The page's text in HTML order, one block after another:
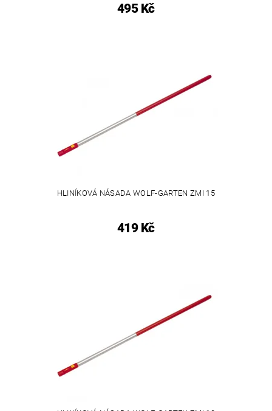
495 Kč
HLINÍKOVÁ NÁSADA WOLF-GARTEN ZMI 15
419 Kč